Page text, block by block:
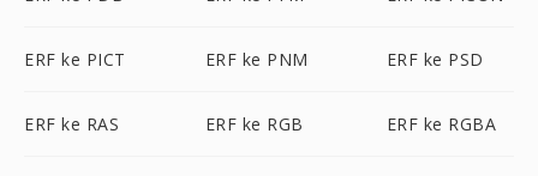
ERF ke PICT ERF ke PNM ERF ke PSD
ERF ke RAS ERF ke RGB ERF ke RGBA